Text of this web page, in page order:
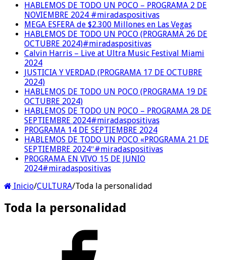
HABLEMOS DE TODO UN POCO – PROGRAMA 2 DE
NOVIEMBRE 2024 #miradaspositivas
MEGA ESFERA de $2.300 Millones en Las Vegas
HABLEMOS DE TODO UN POCO (PROGRAMA 26 DE
OCTUBRE 2024)#miradaspositivas
Calvin Harris – Live at Ultra Music Festival Miami
2024
JUSTICIA Y VERDAD (PROGRAMA 17 DE OCTUBRE
2024)
HABLEMOS DE TODO UN POCO (PROGRAMA 19 DE
OCTUBRE 2024)
HABLEMOS DE TODO UN POCO – PROGRAMA 28 DE
SEPTIEMBRE 2024#miradaspositivas
PROGRAMA 14 DE SEPTIEMBRE 2024
HABLEMOS DE TODO UN POCO «PROGRAMA 21 DE
SEPTIEMBRE 2024″#miradaspositivas
PROGRAMA EN VIVO 15 DE JUNIO
2024#miradaspositivas
Inicio/CULTURA/Toda la personalidad
Toda la personalidad